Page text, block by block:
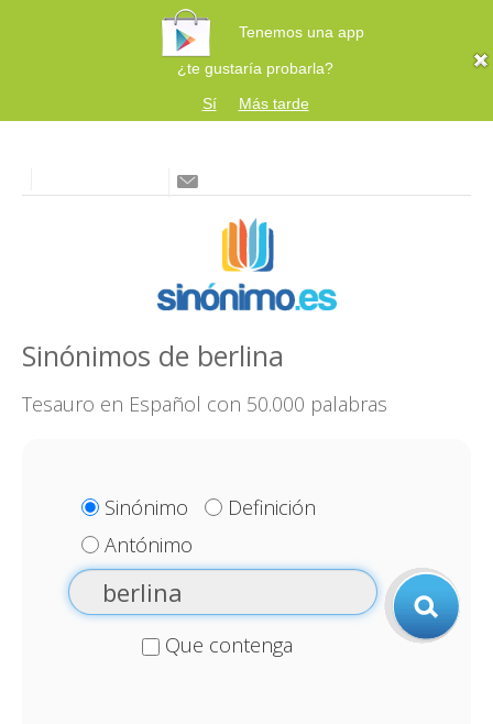
Tenemos una app
¿te gustaría probarla?
Sí
Más tarde
Sinónimos de berlina
Tesauro en Español con 50.000 palabras
Sinónimo
Definición
Antónimo
Que contenga